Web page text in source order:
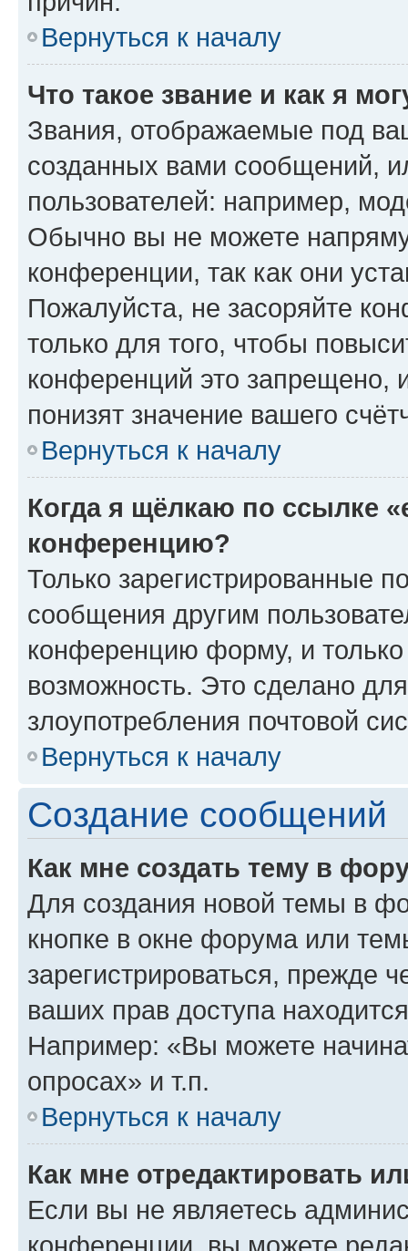
Вернуться к началу
Что такое звание и как я
Звания, отображаемые под
созданных вами сообщений,
пользователей: например,
Обычно вы не можете
конференции, так как они
Пожалуйста, не засоряйте
только для того, чтобы
конференций это запрещено,
понизят значение вашего
Вернуться к началу
Когда я щёлкаю по ссылке
конференцию?
Только зарегистрированные
сообщения другим
конференцию форму, и
возможность. Это сделано
злоупотребления почтовой
Вернуться к началу
Создание сообщений
Как мне создать тему в
Для создания новой темы в
кнопке в окне форума или
зарегистрироваться, прежде
ваших прав доступа
Например: «Вы можете
опросах» и т.п.
Вернуться к началу
Как мне отредактировать
Если вы не являетесь
конференции, вы можете